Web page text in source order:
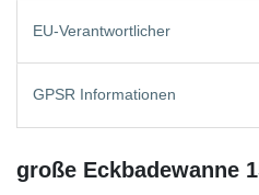
EU-Verantwortlicher
GPSR Informationen
große Eckbadewanne